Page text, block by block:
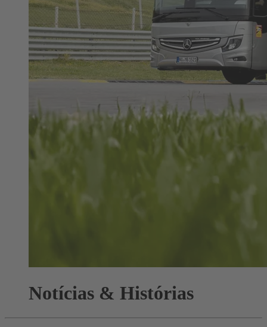
Notícias & Histórias